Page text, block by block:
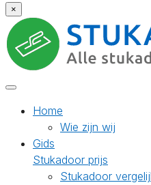
×
Home
Wie zijn wij
Gids
Stukadoor prijs
Stukadoor